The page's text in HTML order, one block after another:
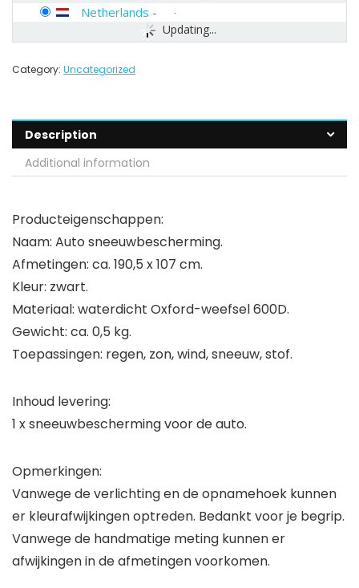
Updating...
Netherlands -
Category: Uncategorized
Description
Additional information
Producteigenschappen:
Naam: Auto sneeuwbescherming.
Afmetingen: ca. 190,5 x 107 cm.
Kleur: zwart.
Materiaal: waterdicht Oxford-weefsel 600D.
Gewicht: ca. 0,5 kg.
Toepassingen: regen, zon, wind, sneeuw, stof.
Inhoud levering:
1 x sneeuwbescherming voor de auto.
Opmerkingen:
Vanwege de verlichting en de opnamehoek kunnen
er kleurafwijkingen optreden. Bedankt voor je begrip.
Vanwege de handmatige meting kunnen er
afwijkingen in de afmetingen voorkomen.